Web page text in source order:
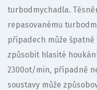
turbodmychadla.
repasovanému
případech může
způsobit hlasité
2300ot/min, případně
soustavy může